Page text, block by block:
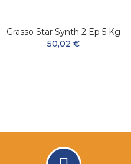
Grasso Star Synth 2 Ep 5 Kg
50,02 €